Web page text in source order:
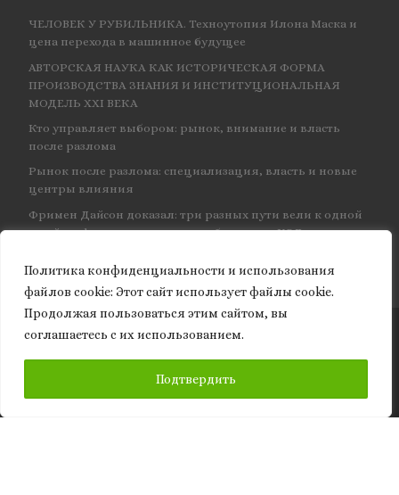
Политика конфиденциальности и использования
файлов сookie: Этот сайт использует файлы cookie.
Продолжая пользоваться этим сайтом, вы
соглашаетесь с их использованием.
Подтвердить
ЧЕЛОВЕК У РУБИЛЬНИКА. Техноутопия Илона Маска и
цена перехода в машинное будущее
АВТОРСКАЯ НАУКА КАК ИСТОРИЧЕСКАЯ ФОРМА
ПРОИЗВОДСТВА ЗНАНИЯ И ИНСТИТУЦИОНАЛЬНАЯ
МОДЕЛЬ XXI ВЕКА
Кто управляет выбором: рынок, внимание и власть
после разлома
Рынок после разлома: специализация, власть и новые
центры влияния
Фримен Дайсон доказал: три разных пути вели к одной
и той же физике — и навсегда объединил КЭД
© 2026Granite of science– Все права защищены